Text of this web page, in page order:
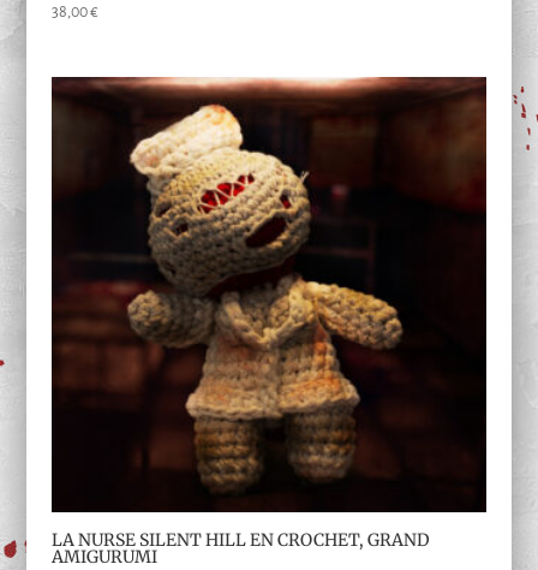
38,00€
LA NURSE SILENT HILL EN CROCHET, GRAND
AMIGURUMI